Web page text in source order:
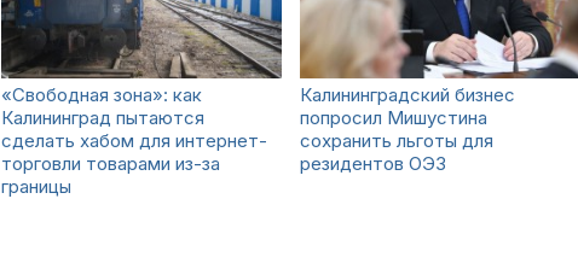
«Свободная зона»: как
Калининград пытаются
сделать хабом для интернет-
торговли товарами из-за
границы
Калининградский бизнес
попросил Мишустина
сохранить льготы для
резидентов ОЭЗ